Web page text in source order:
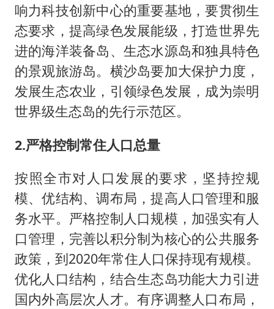
响力科技创新中心的重要基地，要贯彻生
态要求，提高绿色发展能级，打造世界先
进的海洋装备岛、生态水源岛和独具特色
的景观旅游岛。横沙岛要加大保护力度，
发展生态农业，引领绿色发展，成为崇明
世界级生态岛的先行示范区。
2.严格控制常住人口总量
按照全市对人口发展的要求，坚持控规
模、优结构、调布局，提高人口管理和服
务水平。严格控制人口规模，加强实有人
口管理，完善以积分制为核心的公共服务
政策，到2020年常住人口保持现有规模。
优化人口结构，结合生态岛功能大力引进
国内外高层次人才。有序调整人口布局，